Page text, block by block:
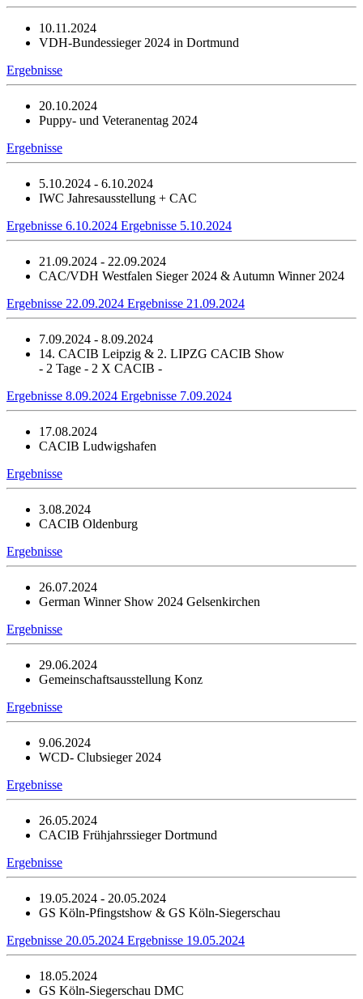
10.11.2024
VDH-Bundessieger 2024 in Dortmund
Ergebnisse
20.10.2024
Puppy- und Veteranentag 2024
Ergebnisse
5.10.2024 - 6.10.2024
IWC Jahresausstellung + CAC
Ergebnisse 6.10.2024 Ergebnisse 5.10.2024
21.09.2024 - 22.09.2024
CAC/VDH Westfalen Sieger 2024 & Autumn Winner 2024
Ergebnisse 22.09.2024 Ergebnisse 21.09.2024
7.09.2024 - 8.09.2024
14. CACIB Leipzig & 2. LIPZG CACIB Show
- 2 Tage - 2 X CACIB -
Ergebnisse 8.09.2024 Ergebnisse 7.09.2024
17.08.2024
CACIB Ludwigshafen
Ergebnisse
3.08.2024
CACIB Oldenburg
Ergebnisse
26.07.2024
German Winner Show 2024 Gelsenkirchen
Ergebnisse
29.06.2024
Gemeinschaftsausstellung Konz
Ergebnisse
9.06.2024
WCD- Clubsieger 2024
Ergebnisse
26.05.2024
CACIB Frühjahrssieger Dortmund
Ergebnisse
19.05.2024 - 20.05.2024
GS Köln-Pfingstshow & GS Köln-Siegerschau
Ergebnisse 20.05.2024 Ergebnisse 19.05.2024
18.05.2024
GS Köln-Siegerschau DMC